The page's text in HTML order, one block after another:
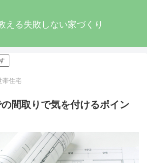
える失敗しない家づくり
帯住宅
間取りで気を付けるポイン